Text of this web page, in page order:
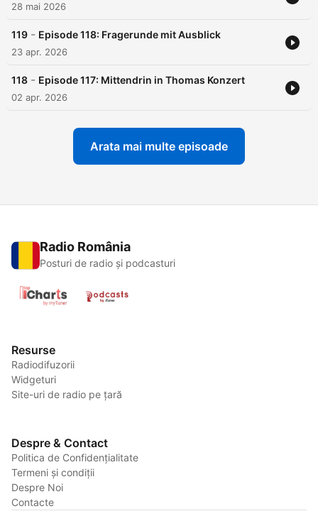
28 mai 2026
119 - Episode 118: Fragerunde mit Ausblick
23 apr. 2026
118 - Episode 117: Mittendrin in Thomas Konzert
02 apr. 2026
Arata mai multe episoade
Radio România
Posturi de radio și podcasturi
Resurse
Radiodifuzorii
Widgeturi
Site-uri de radio pe țară
Despre & Contact
Politica de Confidențialitate
Termeni și condiții
Despre Noi
Contacte